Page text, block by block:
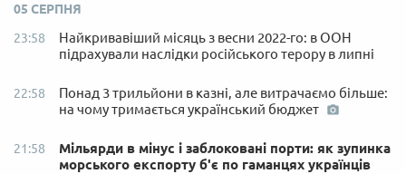
05 СЕРПНЯ
23:58
Найкривавіший місяць з весни 2022-го: в ООН
підрахували наслідки російського терору в липні
22:58
Понад 3 трильйони в казні, але витрачаємо більше:
на чому тримається український бюджет
21:58
Мільярди в мінус і заблоковані порти: як зупинка
морського експорту б'є по гаманцях українців